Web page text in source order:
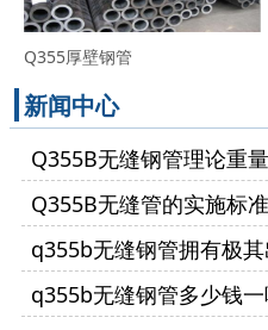
Q355厚壁钢管
新闻中心
Q355B无缝钢管理论重
Q355B无缝管的实施标
q355b无缝钢管拥有极
q355b无缝钢管多少钱